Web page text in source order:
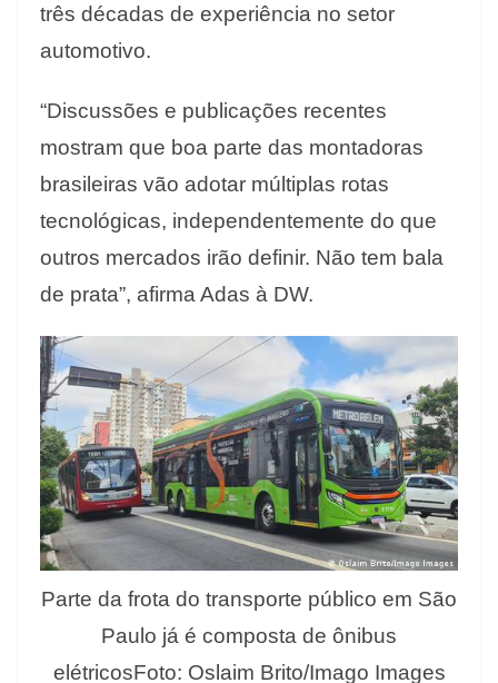
três décadas de experiência no setor
automotivo.
“Discussões e publicações recentes
mostram que boa parte das montadoras
brasileiras vão adotar múltiplas rotas
tecnológicas, independentemente do que
outros mercados irão definir. Não tem bala
de prata”, afirma Adas à DW.
Parte da frota do transporte público em São
Paulo já é composta de ônibus
elétricosFoto: Oslaim Brito/Imago Images